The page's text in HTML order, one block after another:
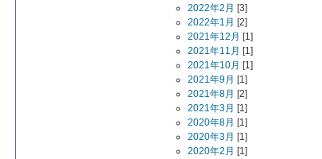
2022年2月 [3]
2022年1月 [2]
2021年12月 [1]
2021年11月 [1]
2021年10月 [1]
2021年9月 [1]
2021年8月 [2]
2021年3月 [1]
2020年8月 [1]
2020年3月 [1]
2020年2月 [1]